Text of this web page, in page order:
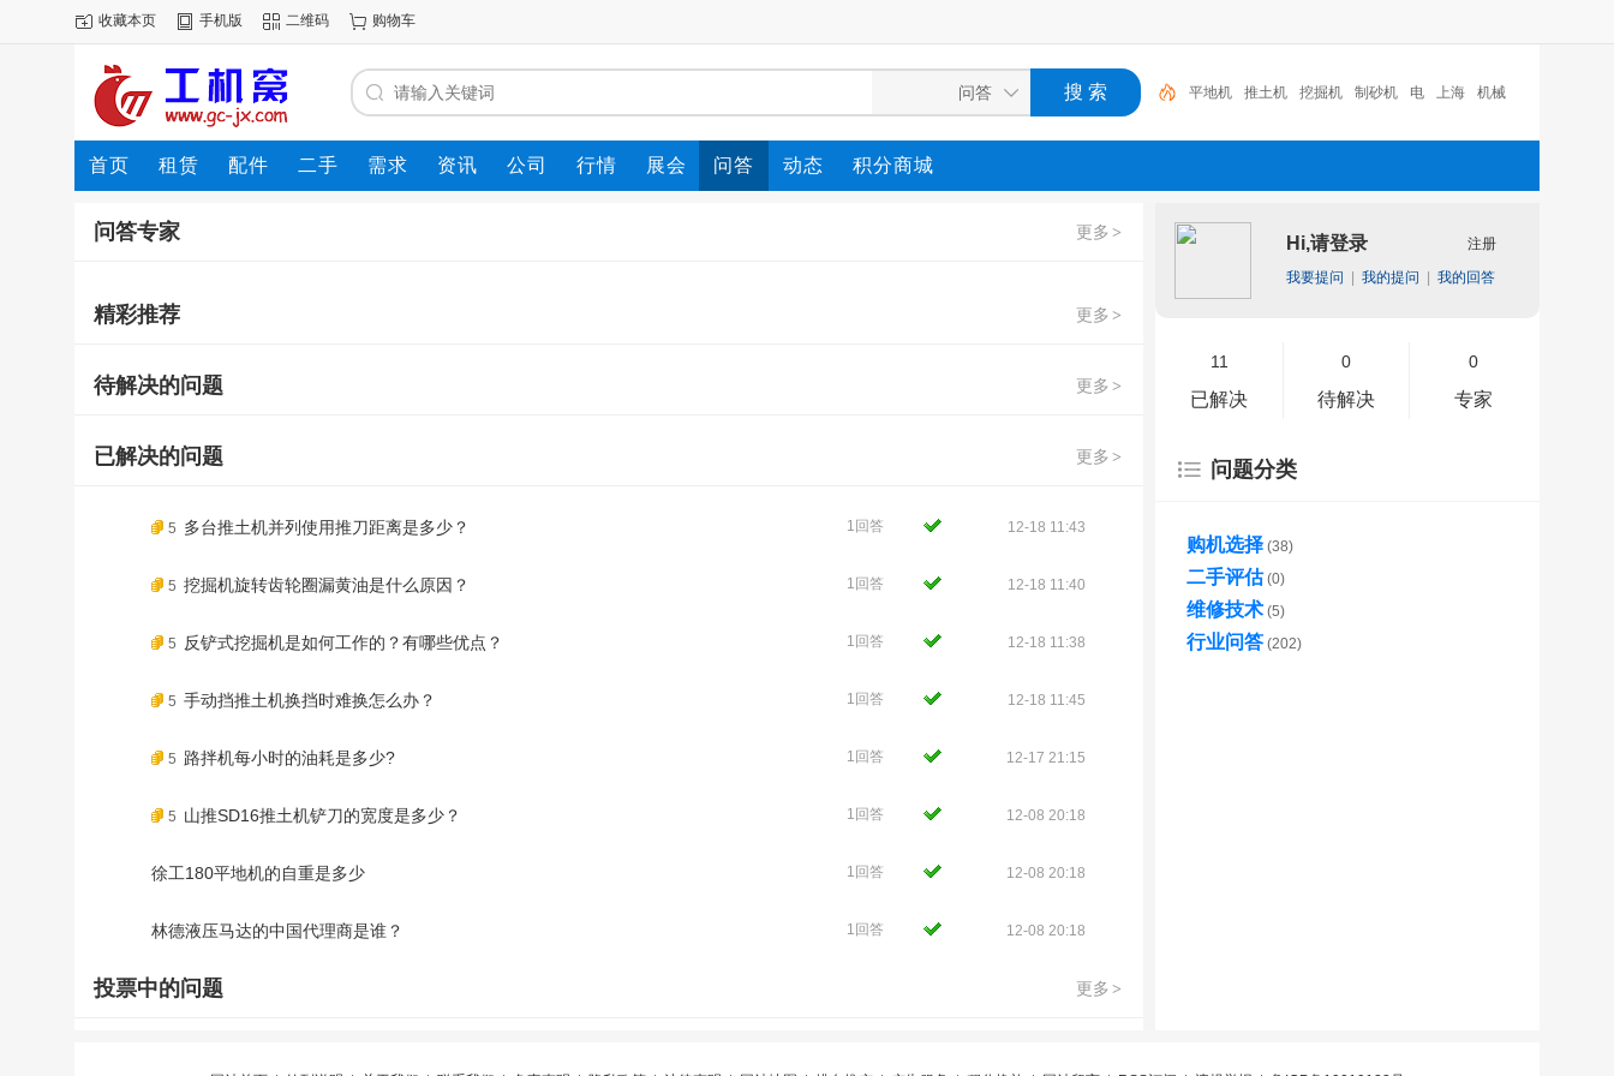
收藏本页 手机版 二维码 购物车
平地机 推土机 挖掘机 制砂机 电 上海 机械
压路机 破碎机 环保
首页 租赁 配件 二手 需求 资讯 公司 行情 展会 问答 动态 积分商城
更多 >
问答专家
更多 >
精彩推荐
更多 >
待解决的问题
更多 >
已解决的问题
5 多台推土机并列使用推刀距离是多少？ 1回答 12-18 11:43
5 挖掘机旋转齿轮圈漏黄油是什么原因？ 1回答 12-18 11:40
5 反铲式挖掘机是如何工作的？有哪些优点？ 1回答 12-18 11:38
5 手动挡推土机换挡时难换怎么办？ 1回答 12-18 11:45
5 路拌机每小时的油耗是多少? 1回答 12-17 21:15
5 山推SD16推土机铲刀的宽度是多少？ 1回答 12-08 20:18
徐工180平地机的自重是多少 1回答 12-08 20:18
林德液压马达的中国代理商是谁？ 1回答 12-08 20:18
更多 >
投票中的问题
注册
Hi,请登录
我要提问 我的提问 我的回答
11
已解决
0
待解决
0
专家
问题分类
购机选择 (38)
二手评估 (0)
维修技术 (5)
行业问答 (202)